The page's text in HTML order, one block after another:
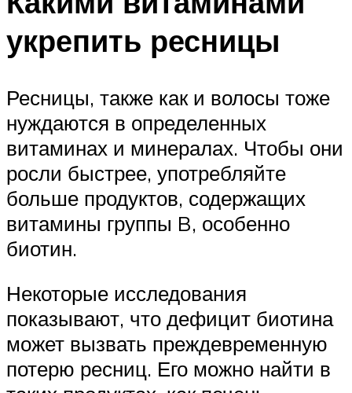
укрепить ресницы
Ресницы, также как и волосы тоже
нуждаются в определенных
витаминах и минералах. Чтобы они
росли быстрее, употребляйте
больше продуктов, содержащих
витамины группы B, особенно
биотин.
Некоторые исследования
показывают, что дефицит биотина
может вызвать преждевременную
потерю ресниц. Его можно найти в